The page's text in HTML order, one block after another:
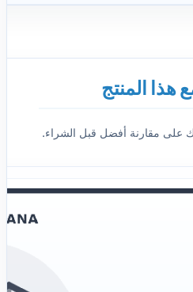
هذا المنتج
على مقارنة أفضل قبل الشراء.